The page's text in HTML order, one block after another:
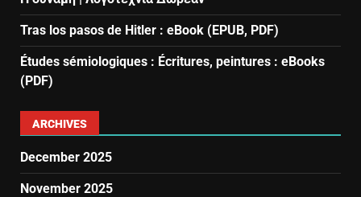
Tras los pasos de Hitler : eBook (EPUB, PDF)
Études sémiologiques : Écritures, peintures : eBooks
(PDF)
ARCHIVES
December 2025
November 2025